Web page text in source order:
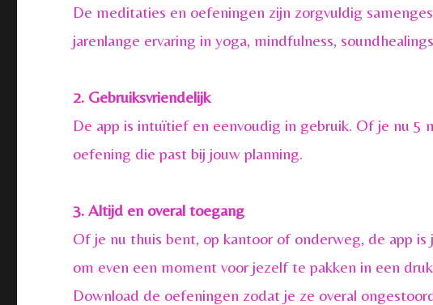
De meditaties en oefeningen zijn zorgvuldig
jarenlange ervaring in yoga, mindfulness,
2. Gebruiksvriendelijk
De app is intuïtief en eenvoudig in gebruik. Of je nu 5
oefening die past bij jouw planning.
3. Altijd en overal toegang
Of je nu thuis bent, op kantoor of onderweg, de app is
om even een moment voor jezelf te pakken in een
Download de oefeningen zodat je ze overal